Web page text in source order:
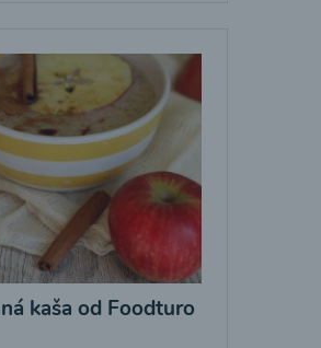
kaša od Foodturo